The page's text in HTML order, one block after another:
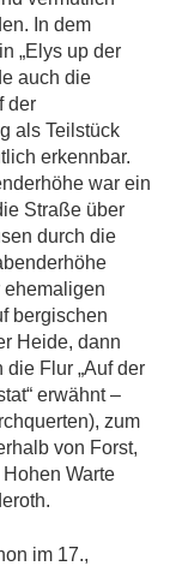
In dem
„Elys up der
auch die
der
als Teilstück
erkennbar.
war ein
Straße über
durch die
ehemaligen
bergischen
Heide, dann
Flur „Auf der
erwähnt –
zum
von Forst,
Warte
im 17.,